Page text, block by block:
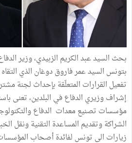
بحث السيد عبد الكريم الزبيدي، وزير
بتونس السيد عمر فاروق دوغان الذي
تفعيل القرارات المتعلّقة بإحداث لجنة
إشراف وزيري الدفاع في البلدين، تعنى
مؤسسات تصنيع معدات الدفاع
الشراكة وتقديم المساعدة التقنية ونقل
زيارات الى تونس لفائدة أصحاب